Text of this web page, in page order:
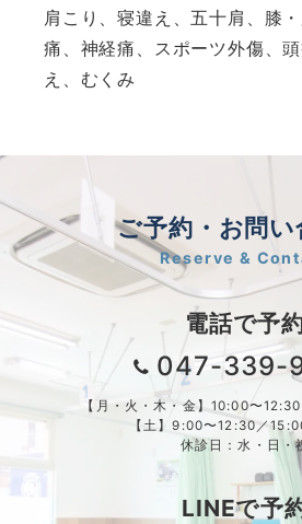
肩こり、寝違え、五十肩、膝
痛、神経痛、スポーツ外傷、
え、むくみ
ご予約・お問い
Reserve &
電話で予
047-339-
【月・火・木・金】10:00〜
【土】9:00〜12:30／
休診日：水・日・
LINEで予